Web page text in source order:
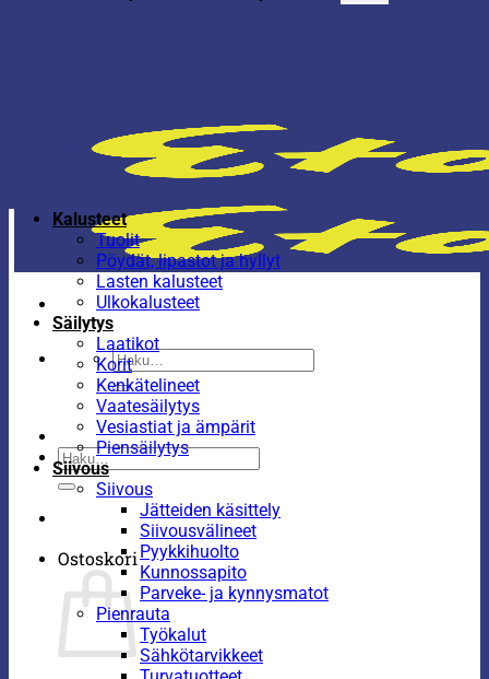
Etsi:
Etsi:
Ostoskori
Kalusteet
Tuolit
Pöydät, lipastot ja hyllyt
Lasten kalusteet
Ulkokalusteet
Säilytys
Laatikot
Korit
Kenkätelineet
Vaatesäilytys
Vesiastiat ja ämpärit
Piensäilytys
Siivous
Siivous
Jätteiden käsittely
Siivousvälineet
Pyykkihuolto
Kunnossapito
Parveke- ja kynnysmatot
Pienrauta
Työkalut
Sähkötarvikkeet